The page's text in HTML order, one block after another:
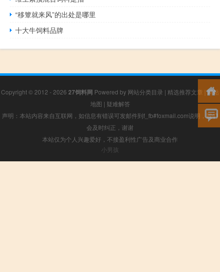
“移簟就来风”的出处是哪里
十大牛饲料品牌
Copyright © 2012 - 2026 27饲料网 Powered by 网站分类目录 | 精选推荐文章 |网站
地图 | 疑难解答
声明：本站内容来自互联网，如信息有错误可发邮件到f_fb#foxmail.com说明，我们
会及时纠正，谢谢
本站仅为个人兴趣爱好，不接盈利性广告及商业合作
小男孩